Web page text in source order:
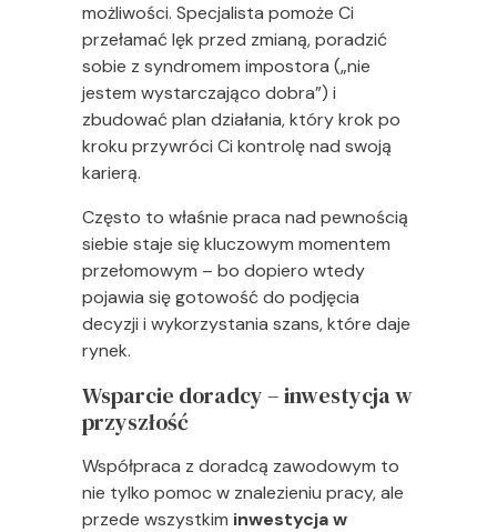
możliwości. Specjalista pomoże Ci
przełamać lęk przed zmianą, poradzić
sobie z syndromem impostora („nie
jestem wystarczająco dobra”) i
zbudować plan działania, który krok po
kroku przywróci Ci kontrolę nad swoją
karierą.
Często to właśnie praca nad pewnością
siebie staje się kluczowym momentem
przełomowym – bo dopiero wtedy
pojawia się gotowość do podjęcia
decyzji i wykorzystania szans, które daje
rynek.
Wsparcie doradcy – inwestycja w
przyszłość
Współpraca z doradcą zawodowym to
nie tylko pomoc w znalezieniu pracy, ale
przede wszystkim inwestycja w